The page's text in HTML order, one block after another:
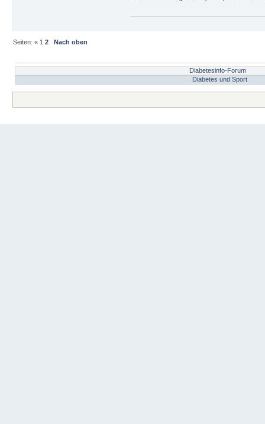
Seiten:« 1 2 Nach oben
Diabetesinfo-Forum
Diabetes und Sport